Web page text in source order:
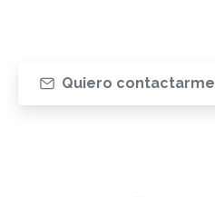
Quiero contactarme